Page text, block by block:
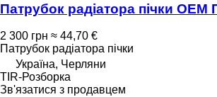
Патрубок радіатора пічки
2 300 грн ≈ 44,70 €
Патрубок радіатора пічки
Україна, Черляни
TIR-Розборка
Зв'язатися з продавцем